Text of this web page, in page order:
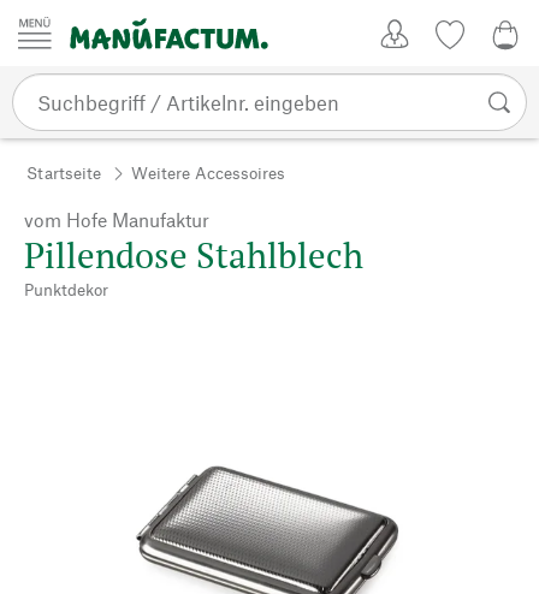
Zum Inhalt springen
Startseite Weitere Accessoires
vom Hofe Manufaktur
Pillendose Stahlblech
Punktdekor